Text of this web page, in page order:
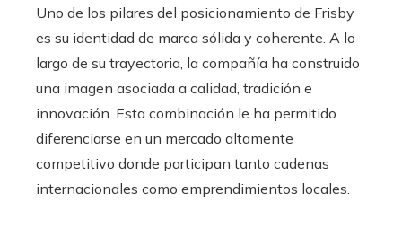
Uno de los pilares del posicionamiento de Frisby
es su identidad de marca sólida y coherente. A lo
largo de su trayectoria, la compañía ha construido
una imagen asociada a calidad, tradición e
innovación. Esta combinación le ha permitido
diferenciarse en un mercado altamente
competitivo donde participan tanto cadenas
internacionales como emprendimientos locales.